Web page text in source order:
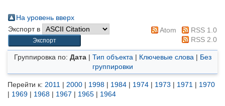
На уровень вверх
Экспорт в
Atom
RSS 1.0
RSS 2.0
Группировка по: Дата| Тип объекта | Ключевые слова | Без
группировки
Перейти к: 2011 | 2000 | 1998 | 1984 | 1974 | 1973 | 1971 | 1970
| 1969 | 1968 | 1967 | 1965 | 1964